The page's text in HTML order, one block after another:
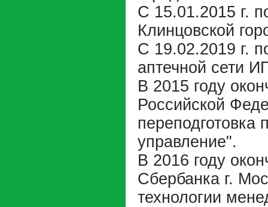
С 15.01.2015 г.
Клинцовской
С 19.02.2019 г.
аптечной сети
В 2015 году
Российской
переподготовка
управление".
В 2016 году
Сбербанка г.
технологии